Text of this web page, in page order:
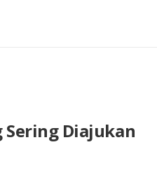
Sering Diajukan